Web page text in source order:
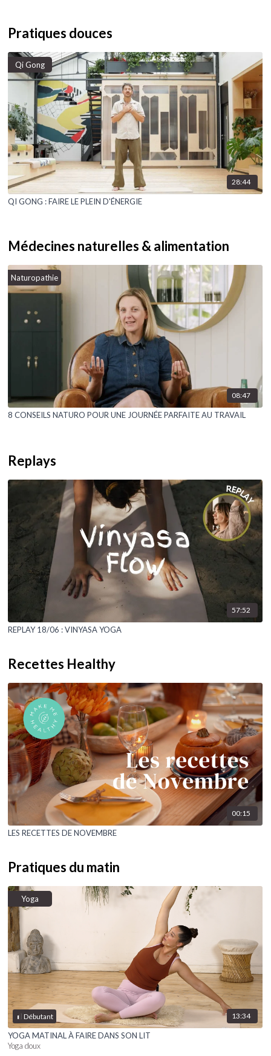
Pratiques douces
Qi Gong
28:44
QI GONG : FAIRE LE PLEIN D'ÉNERGIE
Médecines naturelles & alimentation
Naturopathie
08:47
8 CONSEILS NATURO POUR UNE JOURNÉE PARFAITE AU TRAVAIL
Replays
57:52
REPLAY 18/06 : VINYASA YOGA
Recettes Healthy
00:15
LES RECETTES DE NOVEMBRE
Pratiques du matin
Débutant
Yoga
13:34
YOGA MATINAL À FAIRE DANS SON LIT
Yoga doux